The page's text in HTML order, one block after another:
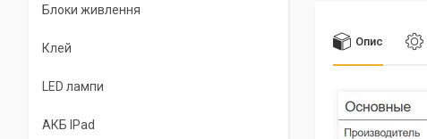
Опис
Блоки живлення
Клей
LED лампи
АКБ IPad